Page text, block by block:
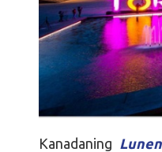
Kanadaning